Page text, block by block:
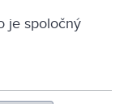
je spoločný